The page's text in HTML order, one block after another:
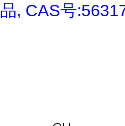
品, CAS号